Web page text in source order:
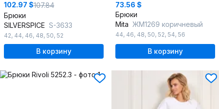
102.97 $107.84
Брюки
SILVERSPICE S-3633
42, 44, 46, 48, 50, 52
В корзину
73.56 $
Брюки
Mita ЖМ1269 коричневый
44, 46, 48, 50, 52, 54, 56
В корзину